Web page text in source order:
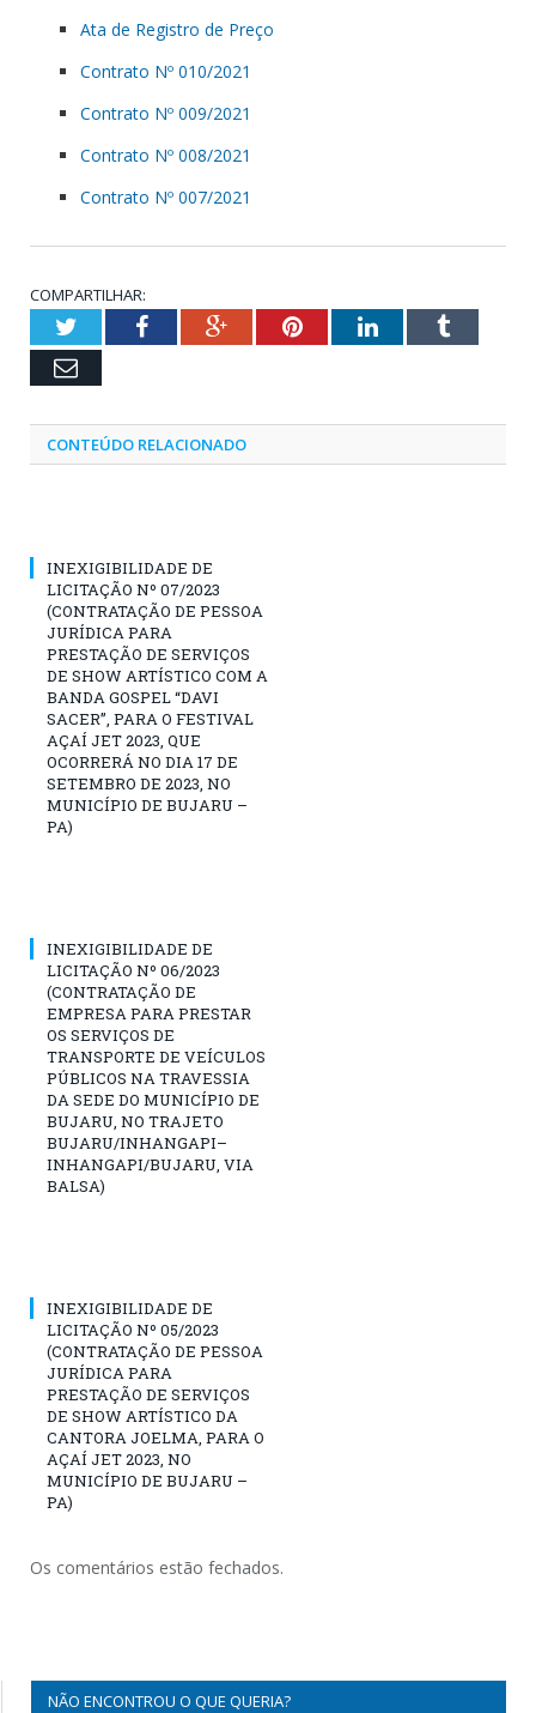
Ata de Registro de Preço
Contrato Nº 010/2021
Contrato Nº 009/2021
Contrato Nº 008/2021
Contrato Nº 007/2021
COMPARTILHAR:
TwitterFacebookGoogle+PinterestLinkedInTumblr
Email
CONTEÚDO RELACIONADO
INEXIGIBILIDADE DE
LICITAÇÃO Nº 07/2023
(CONTRATAÇÃO DE PESSOA
JURÍDICA PARA
PRESTAÇÃO DE SERVIÇOS
DE SHOW ARTÍSTICO COM A
BANDA GOSPEL “DAVI
SACER”, PARA O FESTIVAL
AÇAÍ JET 2023, QUE
OCORRERÁ NO DIA 17 DE
SETEMBRO DE 2023, NO
MUNICÍPIO DE BUJARU –
PA)
INEXIGIBILIDADE DE
LICITAÇÃO Nº 06/2023
(CONTRATAÇÃO DE
EMPRESA PARA PRESTAR
OS SERVIÇOS DE
TRANSPORTE DE VEÍCULOS
PÚBLICOS NA TRAVESSIA
DA SEDE DO MUNICÍPIO DE
BUJARU, NO TRAJETO
BUJARU/INHANGAPI–
INHANGAPI/BUJARU, VIA
BALSA)
INEXIGIBILIDADE DE
LICITAÇÃO Nº 05/2023
(CONTRATAÇÃO DE PESSOA
JURÍDICA PARA
PRESTAÇÃO DE SERVIÇOS
DE SHOW ARTÍSTICO DA
CANTORA JOELMA, PARA O
AÇAÍ JET 2023, NO
MUNICÍPIO DE BUJARU –
PA)
Os comentários estão fechados.
NÃO ENCONTROU O QUE QUERIA?